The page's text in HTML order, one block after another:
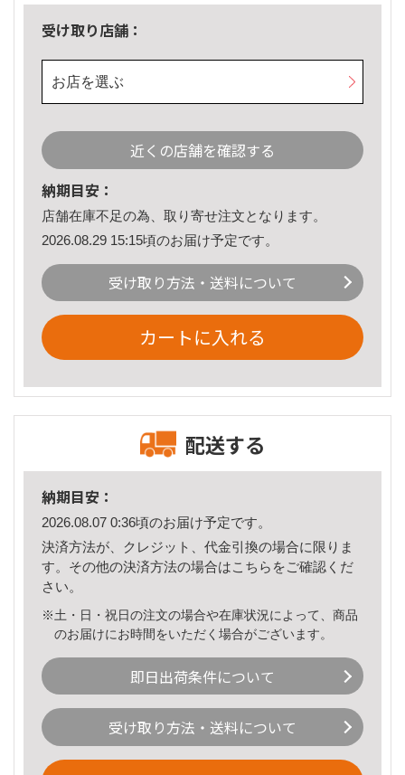
受け取り店舗：
お店を選ぶ
近くの店舗を確認する
納期目安：
店舗在庫不足の為、取り寄せ注文となります。
2026.08.29 15:15頃のお届け予定です。
受け取り方法・送料について
カートに入れる
配送する
納期目安：
2026.08.07 0:36頃のお届け予定です。
決済方法が、クレジット、代金引換の場合に限りま
す。その他の決済方法の場合はこちら をご確認くだ
さい。
※土・日・祝日の注文の場合や在庫状況によって、商品
のお届けにお時間をいただく場合がございます。
即日出荷条件について
受け取り方法・送料について